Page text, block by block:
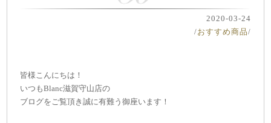
2020-03-24
/おすすめ商品/
皆様こんにちは！
いつもBlanc滋賀守山店の
ブログをご覧頂き誠に有難う御座います！